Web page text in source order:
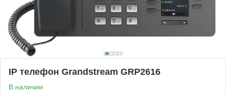
IP телефон Grandstream GRP2616
В наличии